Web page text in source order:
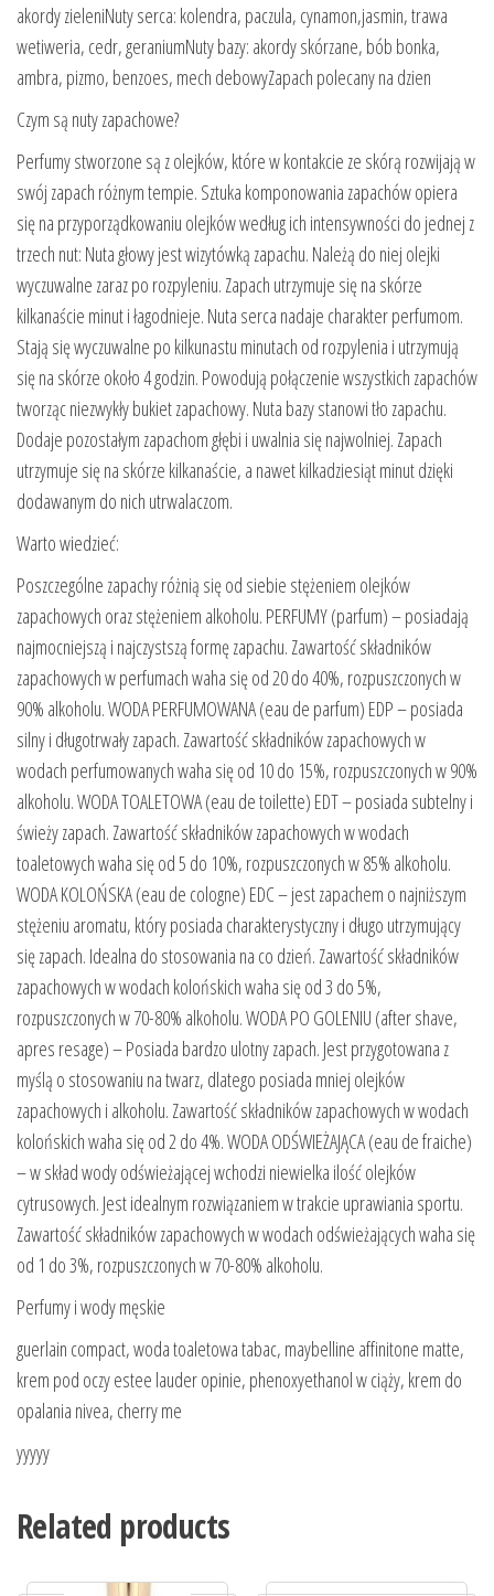
akordy zieleniNuty serca: kolendra, paczula, cynamon,jasmin, trawa
wetiweria, cedr, geraniumNuty bazy: akordy skórzane, bób bonka,
ambra, pizmo, benzoes, mech debowyZapach polecany na dzien
Czym są nuty zapachowe?
Perfumy stworzone są z olejków, które w kontakcie ze skórą rozwijają w
swój zapach różnym tempie. Sztuka komponowania zapachów opiera
się na przyporządkowaniu olejków według ich intensywności do jednej z
trzech nut: Nuta głowy jest wizytówką zapachu. Należą do niej olejki
wyczuwalne zaraz po rozpyleniu. Zapach utrzymuje się na skórze
kilkanaście minut i łagodnieje. Nuta serca nadaje charakter perfumom.
Stają się wyczuwalne po kilkunastu minutach od rozpylenia i utrzymują
się na skórze około 4 godzin. Powodują połączenie wszystkich zapachów
tworząc niezwykły bukiet zapachowy. Nuta bazy stanowi tło zapachu.
Dodaje pozostałym zapachom głębi i uwalnia się najwolniej. Zapach
utrzymuje się na skórze kilkanaście, a nawet kilkadziesiąt minut dzięki
dodawanym do nich utrwalaczom.
Warto wiedzieć:
Poszczególne zapachy różnią się od siebie stężeniem olejków
zapachowych oraz stężeniem alkoholu. PERFUMY (parfum) – posiadają
najmocniejszą i najczystszą formę zapachu. Zawartość składników
zapachowych w perfumach waha się od 20 do 40%, rozpuszczonych w
90% alkoholu. WODA PERFUMOWANA (eau de parfum) EDP – posiada
silny i długotrwały zapach. Zawartość składników zapachowych w
wodach perfumowanych waha się od 10 do 15%, rozpuszczonych w 90%
alkoholu. WODA TOALETOWA (eau de toilette) EDT – posiada subtelny i
świeży zapach. Zawartość składników zapachowych w wodach
toaletowych waha się od 5 do 10%, rozpuszczonych w 85% alkoholu.
WODA KOLOŃSKA (eau de cologne) EDC – jest zapachem o najniższym
stężeniu aromatu, który posiada charakterystyczny i długo utrzymujący
się zapach. Idealna do stosowania na co dzień. Zawartość składników
zapachowych w wodach kolońskich waha się od 3 do 5%,
rozpuszczonych w 70-80% alkoholu. WODA PO GOLENIU (after shave,
apres resage) – Posiada bardzo ulotny zapach. Jest przygotowana z
myślą o stosowaniu na twarz, dlatego posiada mniej olejków
zapachowych i alkoholu. Zawartość składników zapachowych w wodach
kolońskich waha się od 2 do 4%. WODA ODŚWIEŻAJĄCA (eau de fraiche)
– w skład wody odświeżającej wchodzi niewielka ilość olejków
cytrusowych. Jest idealnym rozwiązaniem w trakcie uprawiania sportu.
Zawartość składników zapachowych w wodach odświeżających waha się
od 1 do 3%, rozpuszczonych w 70-80% alkoholu.
Perfumy i wody męskie
guerlain compact, woda toaletowa tabac, maybelline affinitone matte,
krem pod oczy estee lauder opinie, phenoxyethanol w ciąży, krem do
opalania nivea, cherry me
yyyyy
Related products